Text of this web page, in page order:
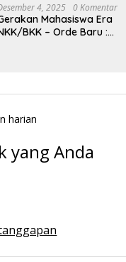
4, 2025 0 Komentar
Mahasiswa Era
BKK – Orde Baru :
harian
yang Anda